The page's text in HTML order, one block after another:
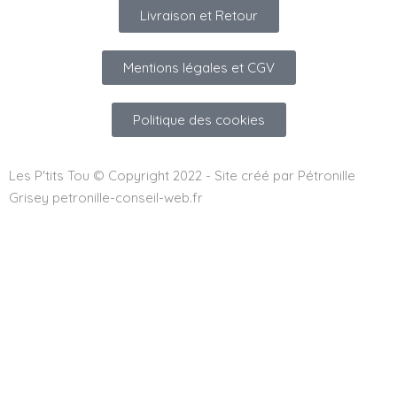
Livraison et Retour
Mentions légales et CGV
Politique des cookies
Les P'tits Tou © Copyright 2022 - Site créé par Pétronille
Grisey petronille-conseil-web.fr